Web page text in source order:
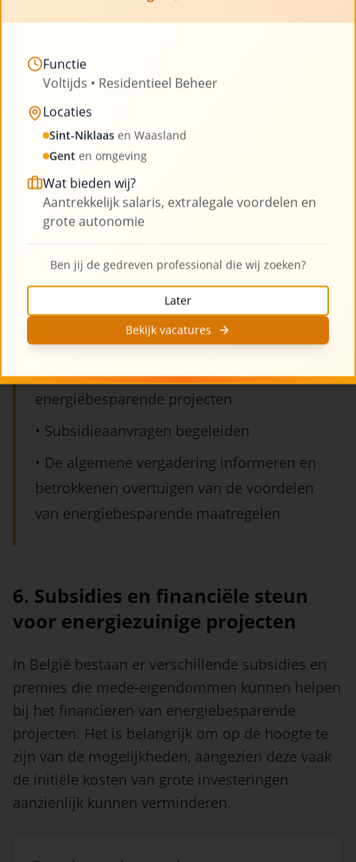
implementeren van energiebesparende
maatregelen in mede-eigendommen. Hij of zij is
verantwoordelijk voor het beheer van de
gemeenschappelijke delen en kan dus een
actieve rol spelen bij het initiëren en coördineren
van energiebesparingsprojecten. De syndicus
kan:
Taken van de syndicus bij
energiebesparing:
• Advies geven over energiebesparende
maatregelen en duurzame investeringen
• Offertes aanvragen en vergelijken voor
energiebesparende projecten
• Subsidieaanvragen begeleiden
• De algemene vergadering informeren en
betrokkenen overtuigen van de voordelen
van energiebesparende maatregelen
6. Subsidies en financiële steun
voor energiezuinige projecten
In België bestaan er verschillende subsidies en
premies die mede-eigendommen kunnen helpen
bij het financieren van energiebesparende
projecten. Het is belangrijk om op de hoogte te
zijn van de mogelijkheden, aangezien deze vaak
de initiële kosten van grote investeringen
aanzienlijk kunnen verminderen.
Functie
Voltijds • Residentieel Beheer
Locaties
Sint-Niklaas en Waasland
Gent en omgeving
Wat bieden wij?
Aantrekkelijk salaris, extralegale voordelen en
grote autonomie
Ben jij de gedreven professional die wij zoeken?
Later
Bekijk vacatures